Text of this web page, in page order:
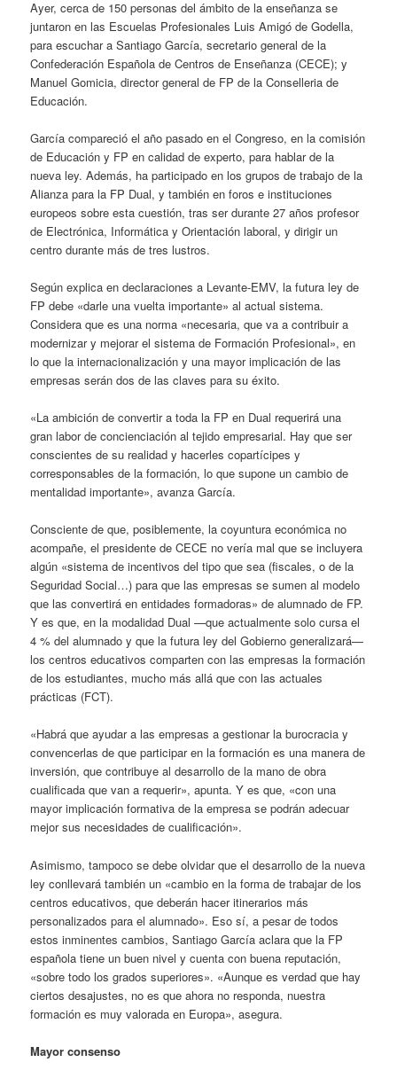
Ayer, cerca de 150 personas del ámbito de la enseñanza se
juntaron en las Escuelas Profesionales Luis Amigó de Godella,
para escuchar a Santiago García, secretario general de la
Confederación Española de Centros de Enseñanza (CECE); y
Manuel Gomicia, director general de FP de la Conselleria de
Educación.
García compareció el año pasado en el Congreso, en la comisión
de Educación y FP en calidad de experto, para hablar de la
nueva ley. Además, ha participado en los grupos de trabajo de la
Alianza para la FP Dual, y también en foros e instituciones
europeos sobre esta cuestión, tras ser durante 27 años profesor
de Electrónica, Informática y Orientación laboral, y dirigir un
centro durante más de tres lustros.
Según explica en declaraciones a Levante-EMV, la futura ley de
FP debe «darle una vuelta importante» al actual sistema.
Considera que es una norma «necesaria, que va a contribuir a
modernizar y mejorar el sistema de Formación Profesional», en
lo que la internacionalización y una mayor implicación de las
empresas serán dos de las claves para su éxito.
«La ambición de convertir a toda la FP en Dual requerirá una
gran labor de concienciación al tejido empresarial. Hay que ser
conscientes de su realidad y hacerles copartícipes y
corresponsables de la formación, lo que supone un cambio de
mentalidad importante», avanza García.
Consciente de que, posiblemente, la coyuntura económica no
acompañe, el presidente de CECE no vería mal que se incluyera
algún «sistema de incentivos del tipo que sea (fiscales, o de la
Seguridad Social…) para que las empresas se sumen al modelo
que las convertirá en entidades formadoras» de alumnado de FP.
Y es que, en la modalidad Dual —que actualmente solo cursa el
4 % del alumnado y que la futura ley del Gobierno generalizará—
los centros educativos comparten con las empresas la formación
de los estudiantes, mucho más allá que con las actuales
prácticas (FCT).
«Habrá que ayudar a las empresas a gestionar la burocracia y
convencerlas de que participar en la formación es una manera de
inversión, que contribuye al desarrollo de la mano de obra
cualificada que van a requerir», apunta. Y es que, «con una
mayor implicación formativa de la empresa se podrán adecuar
mejor sus necesidades de cualificación».
Asimismo, tampoco se debe olvidar que el desarrollo de la nueva
ley conllevará también un «cambio en la forma de trabajar de los
centros educativos, que deberán hacer itinerarios más
personalizados para el alumnado». Eso sí, a pesar de todos
estos inminentes cambios, Santiago García aclara que la FP
española tiene un buen nivel y cuenta con buena reputación,
«sobre todo los grados superiores». «Aunque es verdad que hay
ciertos desajustes, no es que ahora no responda, nuestra
formación es muy valorada en Europa», asegura.
Mayor consenso